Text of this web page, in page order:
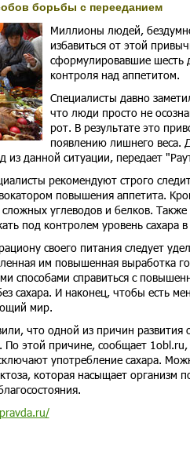
борьбы с перееданием
Миллионы людей,
избавиться от этой
сформулировавшие шесть
контроля над аппетитом.
Специалисты давно
что люди просто не
рот. В результате это
появлению лишнего веса.
из данной ситуации, передает
рекомендуют строго
повышения аппетита.
углеводов и белков.
под контролем уровень сахара
своего питания следует
им повышенная выработка
способами справиться с
сахара. И наконец, чтобы есть
мир.
что одной из причин развития
По этой причине, сообщает
употребление сахара.
которая насыщает